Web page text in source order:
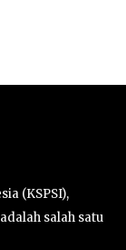
(KSPSI),
salah satu